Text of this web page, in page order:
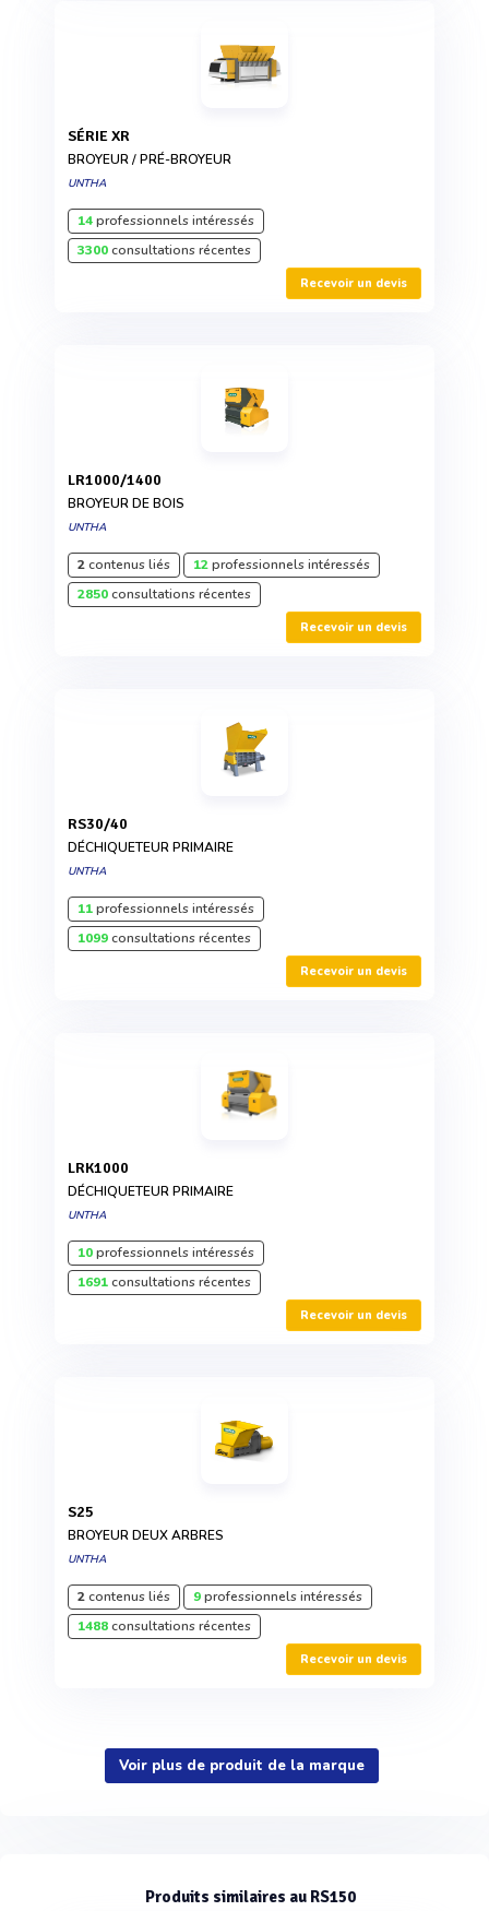
SÉRIE XR
BROYEUR / PRÉ-BROYEUR
UNTHA
14professionnels intéressés
3300consultations récentes
Recevoir un devis
LR1000/1400
BROYEUR DE BOIS
UNTHA
2contenus liés 12professionnels intéressés
2850consultations récentes
Recevoir un devis
RS30/40
DÉCHIQUETEUR PRIMAIRE
UNTHA
11professionnels intéressés
1099consultations récentes
Recevoir un devis
LRK1000
DÉCHIQUETEUR PRIMAIRE
UNTHA
10professionnels intéressés
1691consultations récentes
Recevoir un devis
S25
BROYEUR DEUX ARBRES
UNTHA
2contenus liés 9professionnels intéressés
1488consultations récentes
Recevoir un devis
Voir plus de produit de la marque
Produits similaires au RS150